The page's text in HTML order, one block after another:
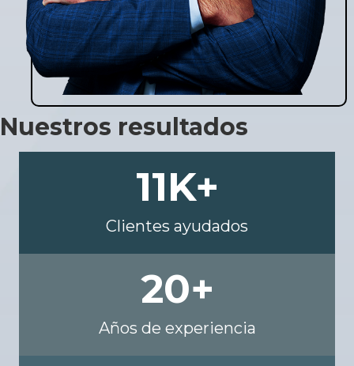
Nuestros resultados
11K+
Clientes ayudados
20+
Años de experiencia